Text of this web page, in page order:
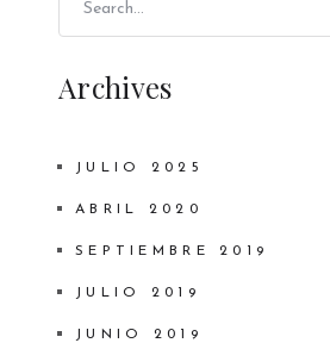
Archives
JULIO 2025
ABRIL 2020
SEPTIEMBRE 2019
JULIO 2019
JUNIO 2019